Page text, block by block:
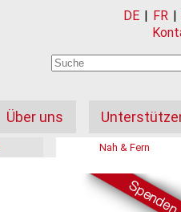
DE | FR |
Über uns
Nah & Fern